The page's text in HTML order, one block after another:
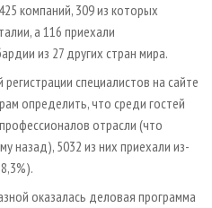
компаний, 309 из которых
а 116 приехали
из 27 других стран мира.
специалистов на сайте
определить, что среди гостей
отрасли (что
назад), 5032 из них приехали из-
оказалась деловая программа